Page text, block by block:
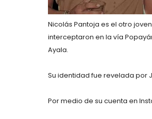
Nicolás Pantoja es el otro
interceptaron en la vía
Ayala.
Su identidad fue revelada por
Por medio de su cuenta en